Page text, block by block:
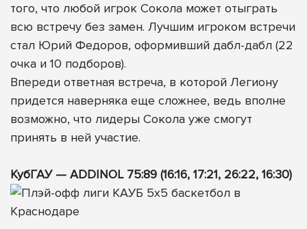
того, что любой игрок Сокола может отыграть
всю встречу без замен. Лучшим игроком встречи
стал Юрий Федоров, оформивший дабл-дабл (22
очка и 10 подборов).
Впереди ответная встреча, в которой Легиону
придется наверняка еще сложнее, ведь вполне
возможно, что лидеры Сокола уже смогут
принять в ней участие.
КубГАУ — ADDINOL 75:89 (16:16, 17:21, 26:22, 16:30)